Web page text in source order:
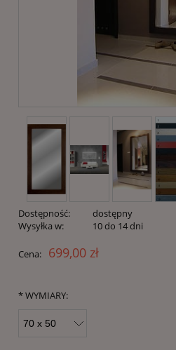
Dostępność:
dostępny
Wysyłka w:
10 do 14 dni
Cena: 699,00 zł
*WYMIARY: